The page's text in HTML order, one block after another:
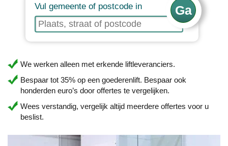
Vul gemeente of postcode in
We werken alleen met erkende liftleveranciers.
Bespaar tot 35% op een goederenlift. Bespaar ook
honderden euro’s door offertes te vergelijken.
Wees verstandig, vergelijk altijd meerdere offertes voor u
beslist.